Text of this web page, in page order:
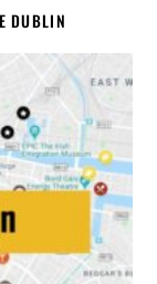
DUBLIN